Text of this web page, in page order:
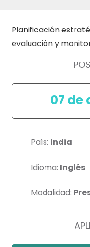
Planificación
evaluación y
07 de
País: India
Idioma: Inglés
Modalidad: